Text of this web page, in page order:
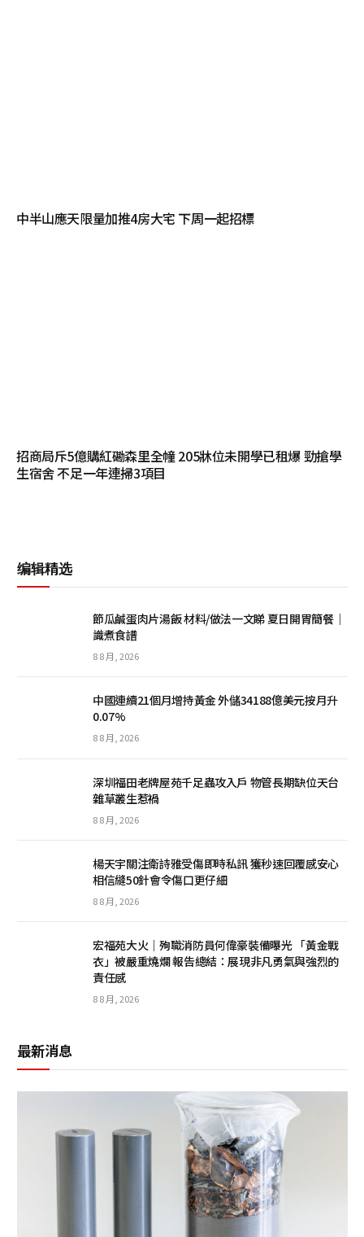
中半山應天限量加推4房大宅 下周一起招標
招商局斥5億購紅磡森里全幢 205牀位未開學已租爆 勁搶學
生宿舍 不足一年連掃3項目
编辑精选
節瓜鹹蛋肉片湯飯 材料/做法一文睇 夏日開胃簡餐｜
識煮食譜
8 8 月, 2026
中國連續21個月增持黃金 外儲34188億美元按月升
0.07%
8 8 月, 2026
深圳福田老牌屋苑千足蟲攻入戶 物管長期缺位天台
雜草叢生惹禍
8 8 月, 2026
楊天宇關注衛詩雅受傷即時私訊 獲秒速回覆感安心
相信縫50針會令傷口更仔細
8 8 月, 2026
宏福苑大火｜殉職消防員何偉豪裝備曝光 「黃金戰
衣」被嚴重燒爛 報告總結：展現非凡勇氣與強烈的
責任感
8 8 月, 2026
最新消息